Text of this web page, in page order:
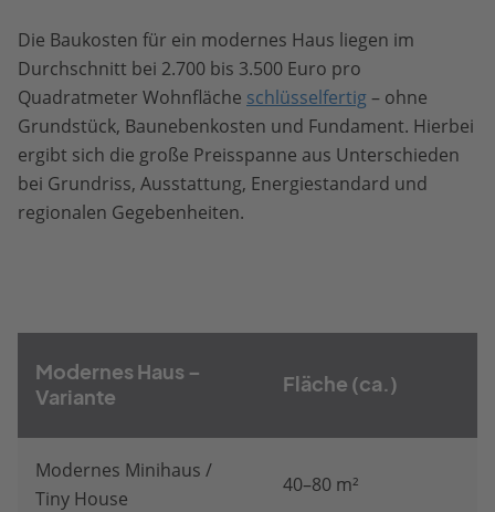
Die Baukosten für ein modernes Haus liegen im
Durchschnitt bei 2.700 bis 3.500 Euro pro
Quadratmeter Wohnfläche schlüsselfertig– ohne
Grundstück, Baunebenkosten und Fundament. Hierbei
ergibt sich die große Preisspanne aus Unterschieden
bei Grundriss, Ausstattung, Energiestandard und
regionalen Gegebenheiten.
Modernes Haus –
Variante
Fläche (ca.)
Modernes Minihaus /
Tiny House
40–80 m²